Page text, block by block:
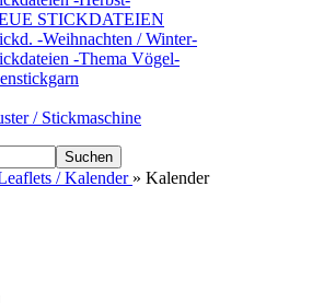
STICKDATEIEN
-Weihnachten / Winter-
-Thema Vögel-
/ Stickmaschine
Suchen
/ Kalender » Kalender